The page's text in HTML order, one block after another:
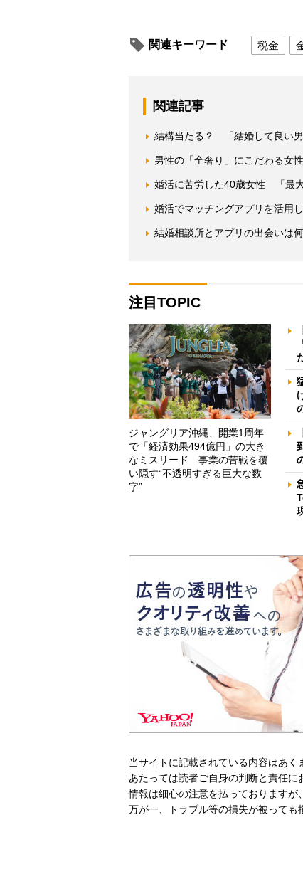
関連キーワード 税金
関連記事
結構当たる？ 「結婚して良い
男性の「全奢り」にこだわる女
婚活に苦労した40歳女性 「最
婚活でマッチングアプリを活用
結婚相談所とアプリの出会いは
注目TOPIC
ジャングリア沖縄、開業1周年
で「経済効果494億円」の大き
なミスリード 事業の苦戦を覆
い隠す“不透明すぎる巨大な数
字”
当サイトに記載されている内容はあ
あたっては読者ご自身の判断と責任
情報は細心の注意を払っておりますが
万が一、トラブル等の損失が被っても